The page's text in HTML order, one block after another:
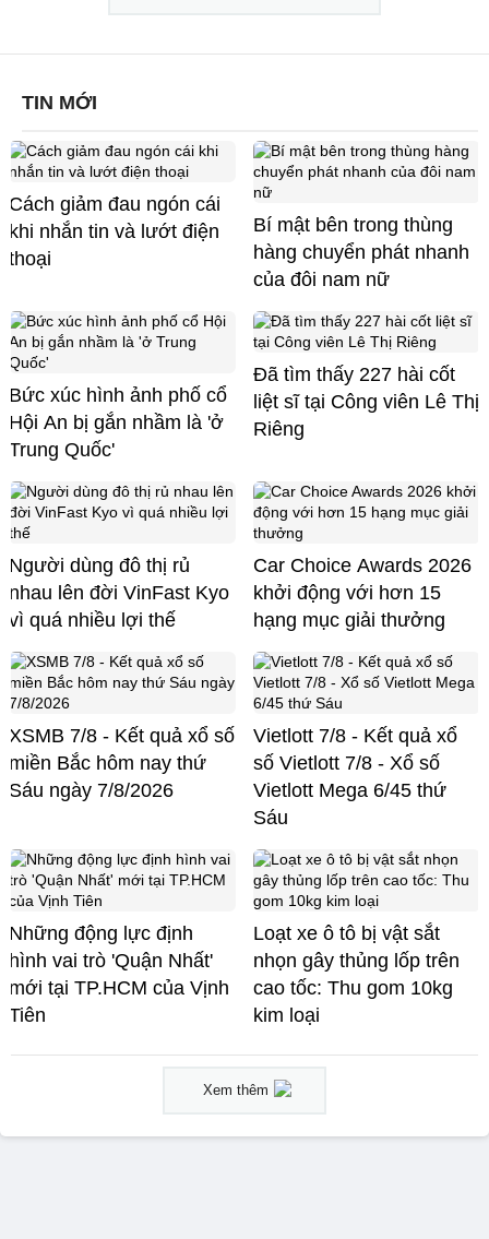
TIN MỚI
Cách giảm đau ngón cái
khi nhắn tin và lướt điện
thoại
Bí mật bên trong thùng
hàng chuyển phát nhanh
của đôi nam nữ
Bức xúc hình ảnh phố cổ
Hội An bị gắn nhầm là 'ở
Trung Quốc'
Đã tìm thấy 227 hài cốt
liệt sĩ tại Công viên Lê Thị
Riêng
Người dùng đô thị rủ
nhau lên đời VinFast Kyo
vì quá nhiều lợi thế
Car Choice Awards 2026
khởi động với hơn 15
hạng mục giải thưởng
XSMB 7/8 - Kết quả xổ số
miền Bắc hôm nay thứ
Sáu ngày 7/8/2026
Vietlott 7/8 - Kết quả xổ
số Vietlott 7/8 - Xổ số
Vietlott Mega 6/45 thứ
Sáu
Những động lực định
hình vai trò 'Quận Nhất'
mới tại TP.HCM của Vịnh
Tiên
Loạt xe ô tô bị vật sắt
nhọn gây thủng lốp trên
cao tốc: Thu gom 10kg
kim loại
Xem thêm